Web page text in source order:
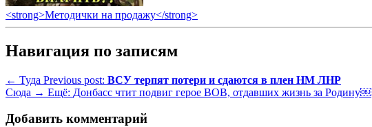
<strong>Методички на продажу</strong>
Навигация по записям
← Туда Previous post: ВСУ терпят потери и сдаются в плен НМ ЛНР
Сюда → Ещё: Донбасс чтит подвиг герое ВОВ, отдавших жизнь за Родину￼
Добавить комментарий